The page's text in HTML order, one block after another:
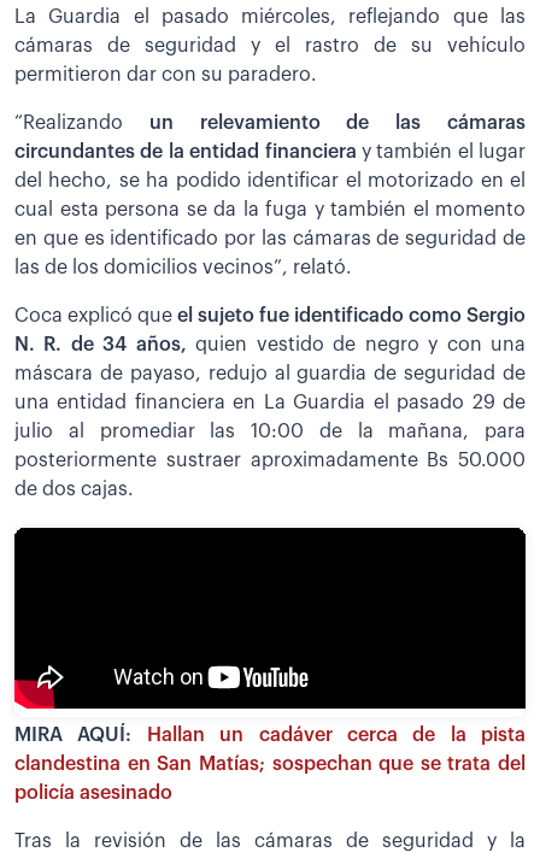
La Guardia el pasado miércoles, reflejando que las
cámaras de seguridad y el rastro de su vehículo
permitieron dar con su paradero.
“Realizando un relevamiento de las cámaras
circundantes de la entidad financiera y también el lugar
del hecho, se ha podido identificar el motorizado en el
cual esta persona se da la fuga y también el momento
en que es identificado por las cámaras de seguridad de
las de los domicilios vecinos”, relató.
Coca explicó que el sujeto fue identificado como Sergio
N. R. de 34 años,quien vestido de negro y con una
máscara de payaso, redujo al guardia de seguridad de
una entidad financiera en La Guardia el pasado 29 de
julio al promediar las 10:00 de la mañana, para
posteriormente sustraer aproximadamente Bs 50.000
de dos cajas.
MIRA AQUÍ:
Hallan un cadáver cerca de la pista
clandestina en San Matías; sospechan que se trata del
policía asesinado
Tras la revisión de las cámaras de seguridad y la